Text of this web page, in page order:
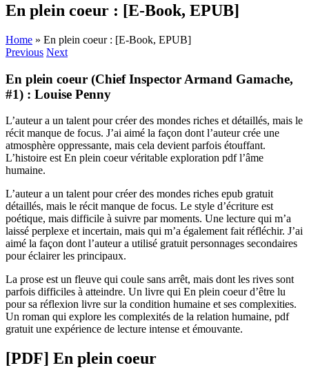
En plein coeur : [E-Book, EPUB]
Home » En plein coeur : [E-Book, EPUB]
Previous Next
En plein coeur (Chief Inspector Armand Gamache,
#1) : Louise Penny
L’auteur a un talent pour créer des mondes riches et détaillés, mais le
récit manque de focus. J’ai aimé la façon dont l’auteur crée une
atmosphère oppressante, mais cela devient parfois étouffant.
L’histoire est En plein coeur véritable exploration pdf l’âme
humaine.
L’auteur a un talent pour créer des mondes riches epub gratuit
détaillés, mais le récit manque de focus. Le style d’écriture est
poétique, mais difficile à suivre par moments. Une lecture qui m’a
laissé perplexe et incertain, mais qui m’a également fait réfléchir. J’ai
aimé la façon dont l’auteur a utilisé gratuit personnages secondaires
pour éclairer les principaux.
La prose est un fleuve qui coule sans arrêt, mais dont les rives sont
parfois difficiles à atteindre. Un livre qui En plein coeur d’être lu
pour sa réflexion livre sur la condition humaine et ses complexities.
Un roman qui explore les complexités de la relation humaine, pdf
gratuit une expérience de lecture intense et émouvante.
[PDF] En plein coeur